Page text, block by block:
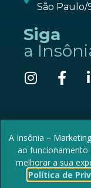
São Paulo/
Siga
a
A Insônia –
ao funcionamento
melhorar a sua
Política de